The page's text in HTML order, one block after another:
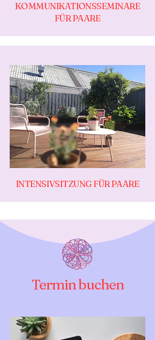
KOMMUNIKATIONSSEMINARE
FÜR PAARE
INTENSIVSITZUNG FÜR PAARE
Termin buchen